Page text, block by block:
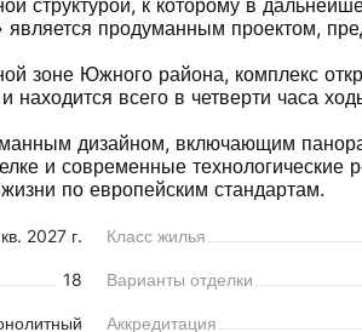
структурой, к которому в
является продуманным проектом,
зоне Южного района, комплекс
всего в четверти часа
дизайном, включающим
и современные технологические
по европейским стандартам.
2027 г. Класс жилья
18 Варианты отделки
Аккредитация